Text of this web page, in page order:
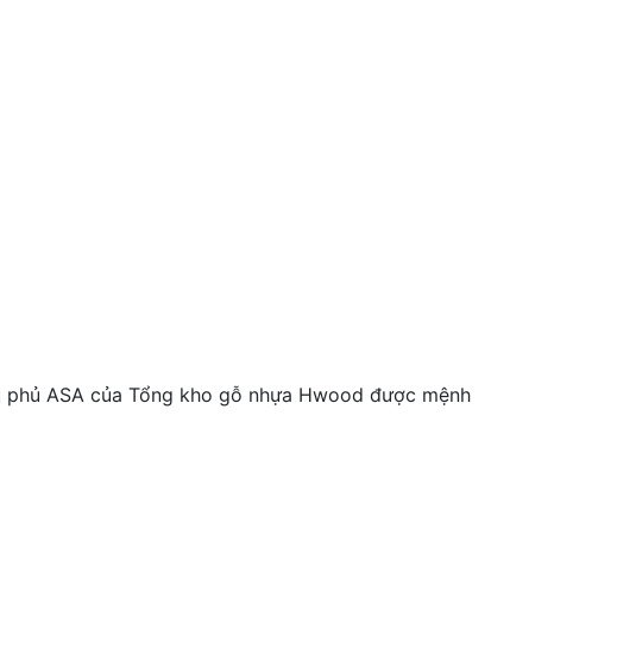
ASA của Tổng kho gỗ nhựa Hwood được mệnh